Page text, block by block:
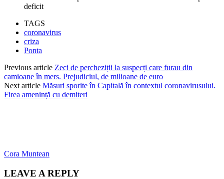
deficit
TAGS
coronavirus
criza
Ponta
Previous article Zeci de percheziții la suspecți care furau din
camioane în mers. Prejudiciul, de milioane de euro
Next article Măsuri sporite în Capitală în contextul coronavirusului.
Firea amenință cu demiteri
Cora Muntean
LEAVE A REPLY